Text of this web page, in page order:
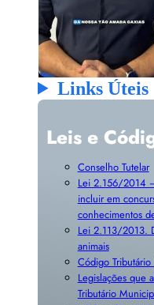
Links Úteis
Leis e
Conselho Tutelar
Lei 2.156/2014
incluir em
conhecimentos
Lei 2.113/2013.
animais
Código
Legislações que
Tributário